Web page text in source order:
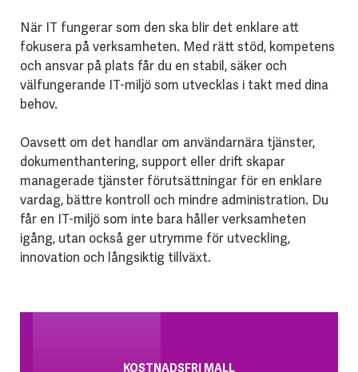
När IT fungerar som den ska blir det enklare att
fokusera på verksamheten. Med rätt stöd, kompetens
och ansvar på plats får du en stabil, säker och
välfungerande IT-miljö som utvecklas i takt med dina
behov.
Oavsett om det handlar om användarnära tjänster,
dokumenthantering, support eller drift skapar
managerade tjänster förutsättningar för en enklare
vardag, bättre kontroll och mindre administration. Du
får en IT-miljö som inte bara håller verksamheten
igång, utan också ger utrymme för utveckling,
innovation och långsiktig tillväxt.
KOSTNADSFRI MALL